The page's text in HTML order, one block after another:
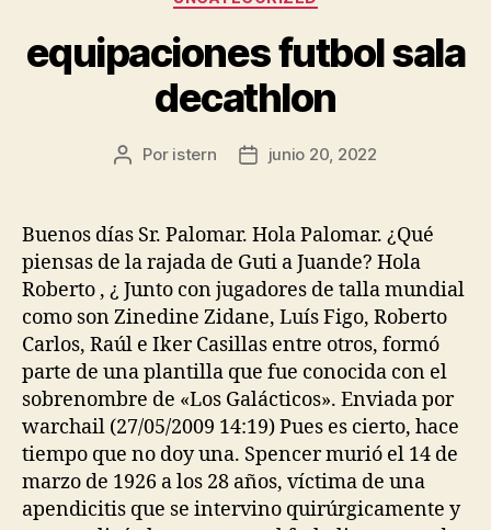
equipaciones futbol sala
decathlon
Autor
entrada
Por istern
Fecha
entrada
junio 20, 2022
Buenos días Sr. Palomar. Hola Palomar. ¿Qué
piensas de la rajada de Guti a Juande? Hola
Roberto , ¿ Junto con jugadores de talla mundial
como son Zinedine Zidane, Luís Figo, Roberto
Carlos, Raúl e Iker Casillas entre otros, formó
parte de una plantilla que fue conocida con el
sobrenombre de «Los Galácticos». Enviada por
warchail (27/05/2009 14:19) Pues es cierto, hace
tiempo que no doy una. Spencer murió el 14 de
marzo de 1926 a los 28 años, víctima de una
apendicitis que se intervino quirúrgicamente y